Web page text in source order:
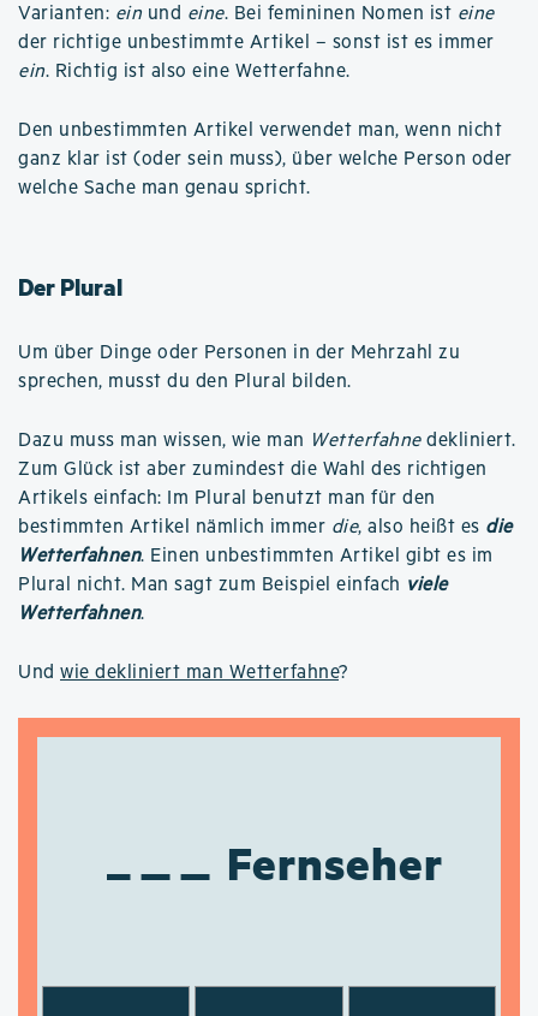
Varianten: ein und eine. Bei femininen Nomen ist eine
der richtige unbestimmte Artikel – sonst ist es immer
ein. Richtig ist also eine Wetterfahne.
Den unbestimmten Artikel verwendet man, wenn nicht
ganz klar ist (oder sein muss), über welche Person oder
welche Sache man genau spricht.
Der Plural
Um über Dinge oder Personen in der Mehrzahl zu
sprechen, musst du den Plural bilden.
Dazu muss man wissen, wie man Wetterfahnedekliniert.
Zum Glück ist aber zumindest die Wahl des richtigen
Artikels einfach: Im Plural benutzt man für den
bestimmten Artikel nämlich immer die, also heißt es die
Wetterfahnen. Einen unbestimmten Artikel gibt es im
Plural nicht. Man sagt zum Beispiel einfach viele
Wetterfahnen.
Und wie dekliniert man Wetterfahne?
Fernseher